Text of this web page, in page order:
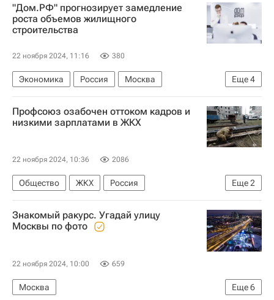
Российский союз промышленников и предпринимателей
Министерство строительства и жилищно-коммунального хозяйства РФ (Минстрой России)
Цены
Новостройки
"Дом.РФ" прогнозирует замедление
роста объемов жилищного
строительства
22 ноября 2024, 11:16 380
Еще4
Экономика Россия
Москва
Михаил Гольдберг
"Дом.РФ"
Строительство
Жилье
Профсоюз озабочен оттоком кадров и
низкими зарплатами в ЖКХ
22 ноября 2024, 10:36 2086
Еще2
Общество ЖКХ
Россия
Михаил Мишустин
Федерация независимых профсоюзов России
Знакомый ракурс. Угадай улицу
Москвы по фото
22 ноября 2024, 10:00 659
Еще6
Москва